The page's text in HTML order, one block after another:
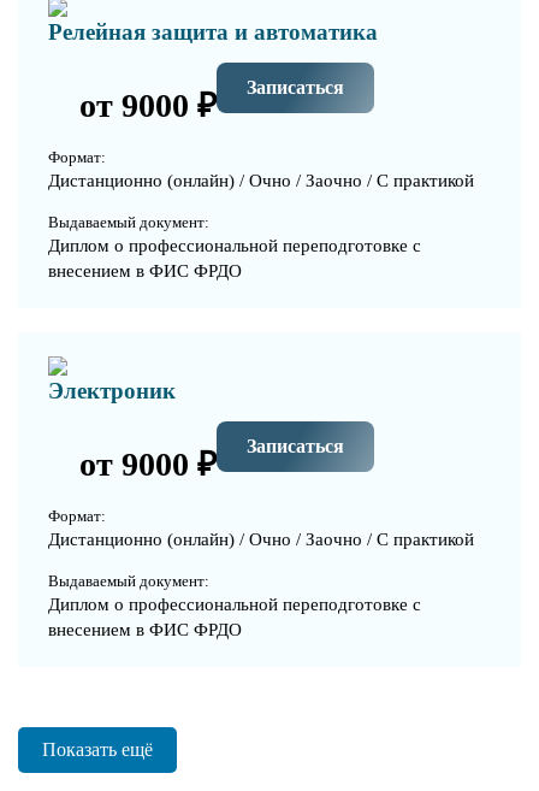
Релейная защита и автоматика
от 9000 ₽ Записаться
Формат:
Дистанционно (онлайн) / Очно / Заочно / С практикой
Выдаваемый документ:
Диплом о профессиональной переподготовке с
внесением в ФИС ФРДО
Электроник
от 9000 ₽ Записаться
Формат:
Дистанционно (онлайн) / Очно / Заочно / С практикой
Выдаваемый документ:
Диплом о профессиональной переподготовке с
внесением в ФИС ФРДО
Показать ещё